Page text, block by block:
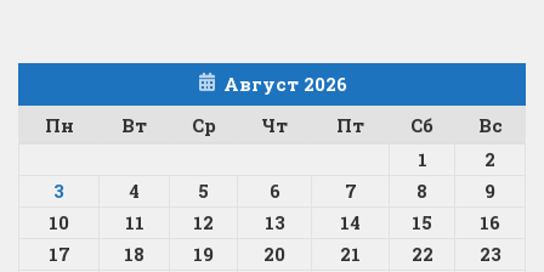
Август 2026
Пн
Вт Ср Чт Пт Сб
Вс
1
2
3
4 5 6 7 8
9
10
11 12 13 14 15
16
17
18 19 20 21 22
23